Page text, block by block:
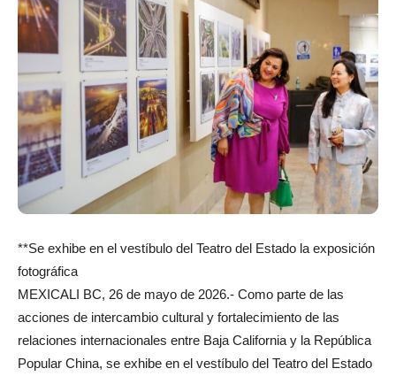
**Se exhibe en el vestíbulo del Teatro del Estado la exposición
fotográfica
MEXICALI BC, 26 de mayo de 2026.- Como parte de las
acciones de intercambio cultural y fortalecimiento de las
relaciones internacionales entre Baja California y la República
Popular China, se exhibe en el vestíbulo del Teatro del Estado